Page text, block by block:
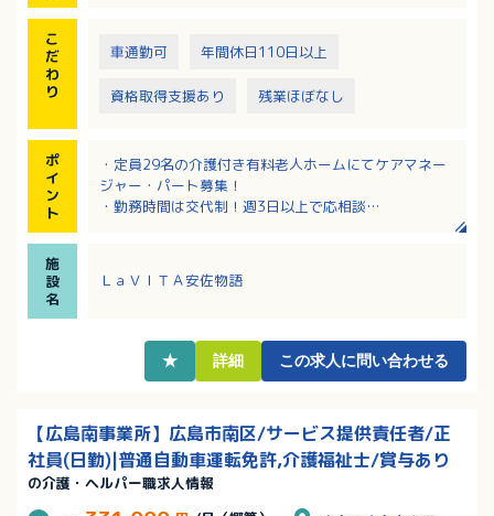
こ
だ
わ
り
車通勤可 年間休日110日以上
資格取得支援あり 残業ほぼなし
ポ
イ
ン
ト
・定員29名の介護付き有料老人ホームにてケアマネー
ジャー・パート募集！
・勤務時間は交代制！週3日以上で応相談
・勤務日数・時間などいろいろご相談できる職場で
施
設
名
ＬａＶＩＴＡ安佐物語
★ 詳細 この求人に問い合わせる
【広島南事業所】広島市南区/サービス提供責任者/正
社員(日勤)|普通自動車運転免許,介護福祉士/賞与あり
の介護・ヘルパー職求人情報